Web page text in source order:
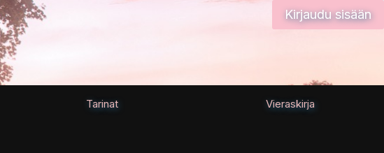
Kirjaudu sisään
Tarinat Vieraskirja